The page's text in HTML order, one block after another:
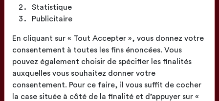
Statistique
Publicitaire
En cliquant sur « Tout Accepter », vous donnez votre
consentement à toutes les fins énoncées. Vous
pouvez également choisir de spécifier les finalités
auxquelles vous souhaitez donner votre
consentement. Pour ce faire, il vous suffit de cocher
la case située à côté de la finalité et d’appuyer sur «
Fabrication
Française